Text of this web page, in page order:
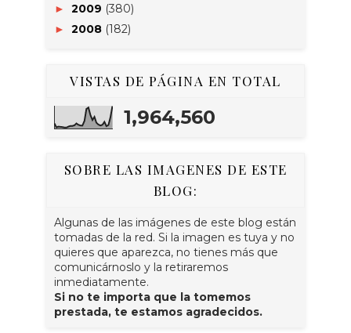
► 2009 (380)
► 2008 (182)
VISTAS DE PÁGINA EN TOTAL
1,964,560
SOBRE LAS IMAGENES DE ESTE
BLOG:
Algunas de las imágenes de este blog están
tomadas de la red. Si la imagen es tuya y no
quieres que aparezca, no tienes más que
comunicárnoslo y la retiraremos
inmediatamente.
Si no te importa que la tomemos
prestada, te estamos agradecidos.